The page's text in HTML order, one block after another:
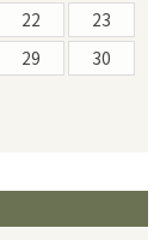
22
23
29
30